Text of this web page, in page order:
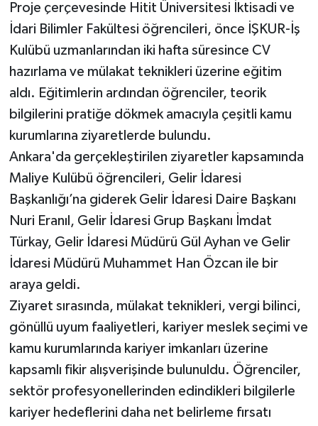
Proje çerçevesinde Hitit Üniversitesi İktisadi ve
İdari Bilimler Fakültesi öğrencileri, önce İŞKUR-İş
Kulübü uzmanlarından iki hafta süresince CV
hazırlama ve mülakat teknikleri üzerine eğitim
aldı. Eğitimlerin ardından öğrenciler, teorik
bilgilerini pratiğe dökmek amacıyla çeşitli kamu
kurumlarına ziyaretlerde bulundu.
Ankara'da gerçekleştirilen ziyaretler kapsamında
Maliye Kulübü öğrencileri, Gelir İdaresi
Başkanlığı’na giderek Gelir İdaresi Daire Başkanı
Nuri Eranıl, Gelir İdaresi Grup Başkanı İmdat
Türkay, Gelir İdaresi Müdürü Gül Ayhan ve Gelir
İdaresi Müdürü Muhammet Han Özcan ile bir
araya geldi.
Ziyaret sırasında, mülakat teknikleri, vergi bilinci,
gönüllü uyum faaliyetleri, kariyer meslek seçimi ve
kamu kurumlarında kariyer imkanları üzerine
kapsamlı fikir alışverişinde bulunuldu. Öğrenciler,
sektör profesyonellerinden edindikleri bilgilerle
kariyer hedeflerini daha net belirleme fırsatı
Sağlık